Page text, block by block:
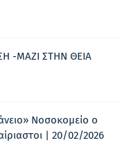
-ΜΑΖΙ ΣΤΗΝ ΘΕΙΑ
Νοσοκομείο ο
| 20/02/2026